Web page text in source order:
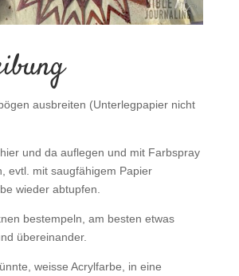
ausbreiten (Unterlegpapier nicht
und da auflegen und mit Farbspray
evtl. mit saugfähigem Papier
wieder abtupfen.
bestempeln, am besten etwas
übereinander.
weisse Acrylfarbe, in eine